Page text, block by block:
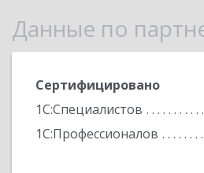
Данные по
Сертифицировано
1С:Специалистов
1С:Профессионалов